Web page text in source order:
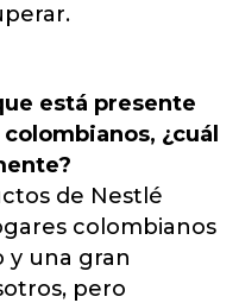
está presente
¿cuál
de Nestlé
colombianos
y una gran
pero